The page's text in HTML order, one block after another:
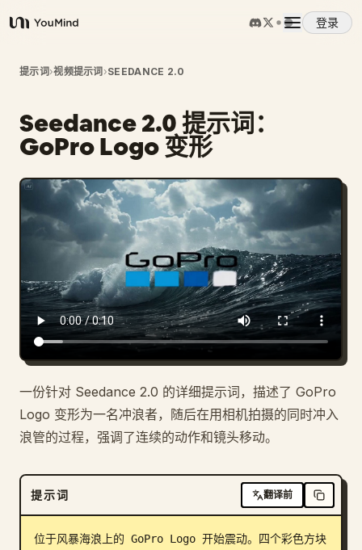
YouMind
登录
概览
使用案例
技能
提示词
定价
下载
博客
更新
提示词›视频提示词 ›SEEDANCE 2.0
Seedance 2.0 提示词：
GoPro Logo 变形
一份针对 Seedance 2.0 的详细提示词，描述了 GoPro
Logo 变形为一名冲浪者，随后在用相机拍摄的同时冲入
浪管的过程，强调了连续的动作和镜头移动。
提示词 翻译前
位于风暴海浪上的 GoPro Logo 开始震动。四个彩色方块